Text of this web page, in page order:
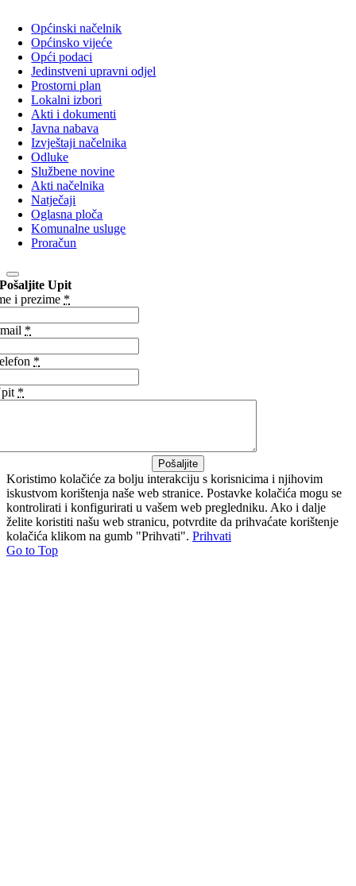
Općinski načelnik
Općinsko vijeće
Opći podaci
Jedinstveni upravni odjel
Prostorni plan
Lokalni izbori
Akti i dokumenti
Javna nabava
Izvještaji načelnika
Odluke
Službene novine
Akti načelnika
Natječaji
Oglasna ploča
Komunalne usluge
Proračun
Pošaljite Upit
i prezime *
*
*
*
Pošaljite
Koristimo kolačiće za bolju interakciju s korisnicima i njihovim
iskustvom korištenja naše web stranice. Postavke kolačića mogu se
kontrolirati i konfigurirati u vašem web pregledniku. Ako i dalje
želite koristiti našu web stranicu, potvrdite da prihvaćate korištenje
kolačića klikom na gumb "Prihvati". Prihvati
Go to Top